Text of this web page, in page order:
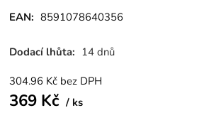
EAN: 8591078640356
Dodací lhůta: 14 dnů
304.96 Kč bez DPH
369 Kč ks